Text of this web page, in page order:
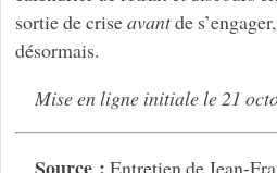
sortie de criseavantde
désormais.
Mise en ligne initiale le 21
Source : Entretien de Jean-